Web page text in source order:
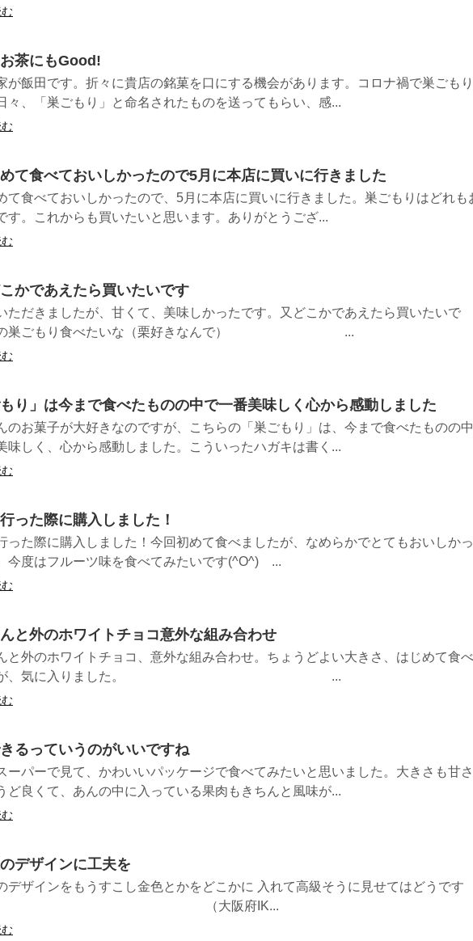
茶にもGood!
が飯田です。折々に貴店の銘菓を口にする機会があります。コロナ禍で巣ごもり
々、「巣ごもり」と命名されたものを送ってもらい、感...
て食べておいしかったので5月に本店に買いに行きました
て食べておいしかったので、5月に本店に買いに行きました。巣ごもりはどれも
す。これからも買いたいと思います。ありがとうござ...
かであえたら買いたいです
ただきましたが、甘くて、美味しかったです。又どこかであえたら買いたいで
の巣ごもり食べたいな（栗好きなんで） ...
もり」は今まで食べたものの中で一番美味しく心から感動しました
のお菓子が大好きなのですが、こちらの「巣ごもり」は、今まで食べたものの中
味しく、心から感動しました。こういったハガキは書く...
った際に購入しました！
った際に購入しました！今回初めて食べましたが、なめらかでとてもおいしかっ
今度はフルーツ味を食べてみたいです(^O^) ...
と外のホワイトチョコ意外な組み合わせ
と外のホワイトチョコ、意外な組み合わせ。ちょうどよい大きさ、はじめて食べ
たが、気に入りました。 ...
るっていうのがいいですね
ーパーで見て、かわいいパッケージで食べてみたいと思いました。大きさも甘さ
ど良くて、あんの中に入っている果肉もきちんと風味が...
デザインに工夫を
デザインをもうすこし金色とかをどこかに 入れて高級そうに見せてはどうです
（大阪府IK...